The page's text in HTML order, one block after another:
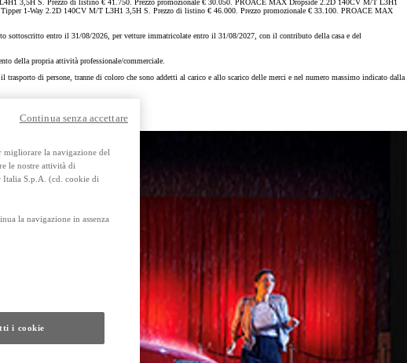
Toyota Easy Next da € 309 al mese
Trova subito e prenota
3,5H S. Prezzo di listino € 41.750. Prezzo promozionale € 30.050. PROACE MAX Dropside 2.2D 140CV M/T L3H1
1-Way 2.2D 140CV M/T L3H1 3,5H S. Prezzo di listino € 46.000. Prezzo promozionale € 33.100. PROACE MAX
entro il 31/08/2026, per vetture immatricolate entro il 31/08/2027, con il contributo della casa e del
della propria attività professionale/commerciale.
di persone, tranne di coloro che sono addetti al carico e allo scarico delle merci e nel numero massimo indicato dalla
migliorare la navigazione del
le nostre attività di
Italia S.p.A. (cd. cookie di
la navigazione in assenza
i cookie
Continua senza accettare